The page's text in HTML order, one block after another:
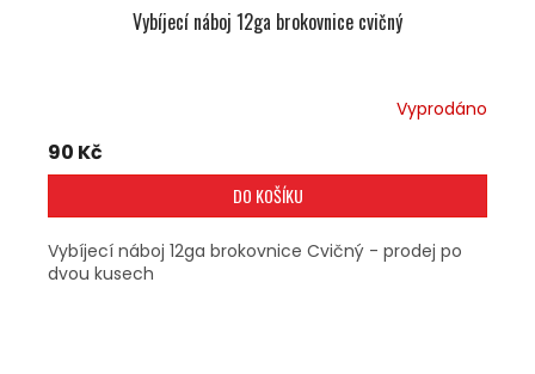
Vybíjecí náboj 12ga brokovnice cvičný
Vyprodáno
90 Kč
DO KOŠÍKU
Vybíjecí náboj 12ga brokovnice Cvičný - prodej po
dvou kusech